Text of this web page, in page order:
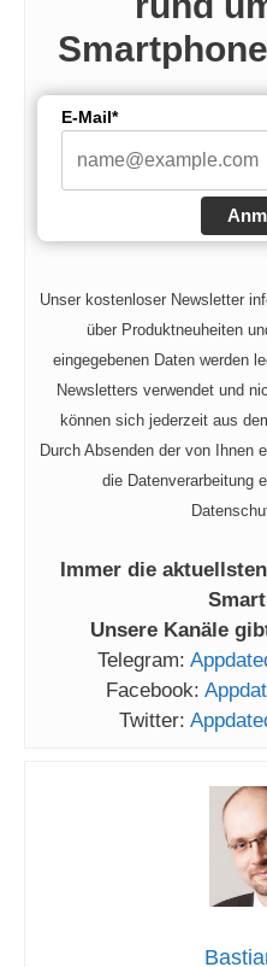
E-Mail*
Unser kostenloser Newsletter
über Produktneuheiten
eingegebenen Daten werden
Newsletters verwendet und
können sich jederzeit aus
Durch Absenden der von Ihnen
die Datenverarbeitung
Immer die
Unsere Kanäle
Telegram:
Facebook:
Twitter: